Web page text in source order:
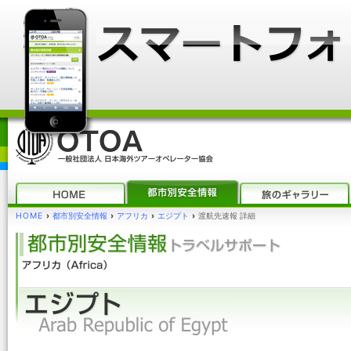
HOME › 都市別安全情報 › アフリカ › エジプト › 渡航先速報 詳細